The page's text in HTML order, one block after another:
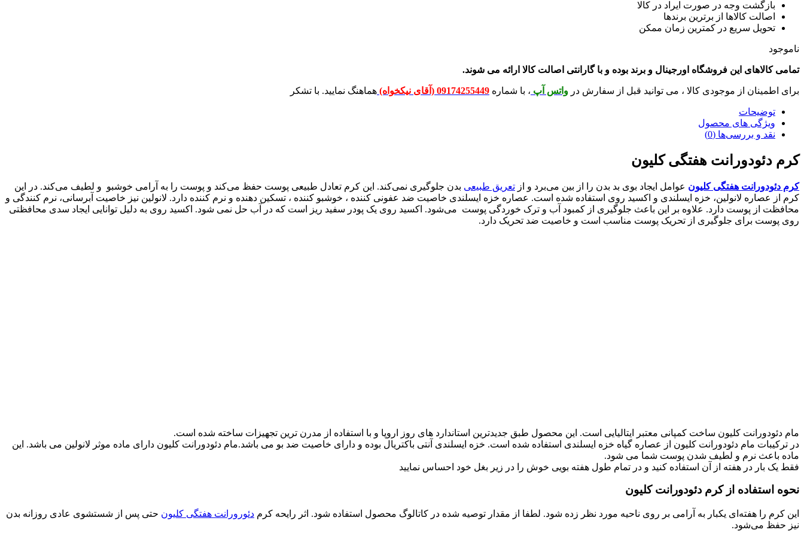
بازگشت وجه در صورت ایراد در کالا
اصالت کالاها از برترین برندها
تحویل سریع در کمترین زمان ممکن
ناموجود
تمامی کالاهای این فروشگاه اورجینال و برند بوده و با گارانتی اصالت کالا ارائه می شوند.
برای اطمینان از موجودی کالا ، می توانید قبل از سفارش در واتس آپ ، با شماره 09174255449 (آقای نیکخواه) هماهنگ نمایید. با تشکر
توضیحات
ویژگی های محصول
نقد و بررسی‌ها (0)
کرم دئودورانت هفتگی کلیون
کرم دئودورانت هفتگی کلیون عوامل ایجاد بوی بد بدن را از بین می‌برد و از تعریق طبیعی بدن جلوگیری نمی‌کند. این کرم تعادل طبیعی پوست حفظ می‌کند و پوست را به آرامی خوشبو و لطیف می‌کند. در این
کرم از عصاره لانولین، خزه ایسلندی و اکسید روی استفاده شده است. عصاره خزه ایسلندی خاصیت ضد عفونی کننده ، خوشبو کننده ، تسکین دهنده و نرم کننده دارد. لانولین نیز خاصیت آبرسانی، نرم کنندگی و
محافظت از پوست دارد. علاوه بر این باعث جلوگیری از کمبود آب و ترک خوردگی پوست می‌شود. اکسید روی یک پودر سفید ریز است که در آب حل نمی شود. اکسید روی به دلیل توانایی ایجاد سدی محافظتی
روی پوست برای جلوگیری از تحریک پوست مناسب است و خاصیت ضد تحریک دارد.
مام دئودورانت کلیون ساخت کمپانی معتبر ایتالیایی است. این محصول طبق جدیدترین استاندارد های روز اروپا و با استفاده از مدرن ترین تجهیزات ساخته شده است.
در ترکیبات مام دئودورانت کلیون از عصاره گیاه خزه ایسلندی استفاده شده است. خزه ایسلندی آنتی باکتریال بوده و دارای خاصیت ضد بو می باشد.مام دئودورانت کلیون دارای ماده موثر لانولین می باشد. این
ماده باعث نرم و لطیف شدن پوست شما می شود.
فقط یک بار در هفته از آن استفاده کنید و در تمام طول هفته بویی خوش را در زیر بغل خود احساس نمایید
نحوه استفاده از کرم دئودورانت کلیون
این کرم را هفته‌ای یکبار به آرامی بر روی ناحیه مورد نظر زده شود. لطفا از مقدار توصیه شده در کاتالوگ محصول استفاده شود. اثر رایحه کرم دئورورانت هفتگی کلیون حتی پس از شستشوی عادی روزانه بدن
نیز حفظ می‌شود.